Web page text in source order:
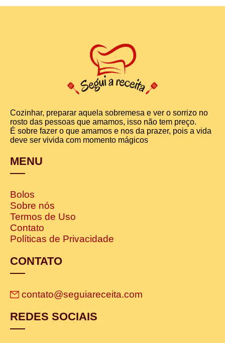
Cozinhar, preparar aquela sobremesa e ver o sorrizo no
rosto das pessoas que amamos, isso não tem preço.
É sobre fazer o que amamos e nos da prazer, pois a vida
deve ser vivida com momento mágicos
MENU
Bolos
Sobre nós
Termos de Uso
Contato
Políticas de Privacidade
CONTATO
contato@seguiareceita.com
REDES SOCIAIS